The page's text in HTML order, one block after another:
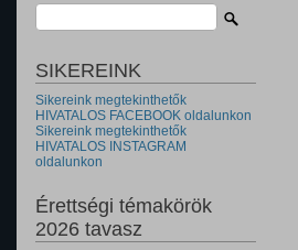
SIKEREINK
Sikereink megtekinthetők
HIVATALOS FACEBOOK oldalunkon
Sikereink megtekinthetők
HIVATALOS INSTAGRAM
oldalunkon
Érettségi témakörök
2026 tavasz